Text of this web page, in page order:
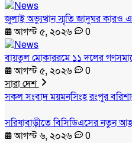
জুলাই অভ্যুত্থান স্মৃতি জাদুঘর কারও
আগস্ট ৫, ২০২৬
0
বায়তুল মোকাররমে ১১ দলের
আগস্ট ৫, ২০২৬
0
সারা দেশ
সকল সংবাদময়মনসিংহরংপুর
সরিষাবাড়ীতে বিসিডিএসের নতুন
আগস্ট ৬, ২০২৬
0